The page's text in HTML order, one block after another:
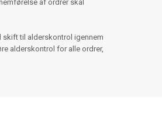
af ordrer skal
skift til alderskontrol igennem
alderskontrol for alle ordrer,